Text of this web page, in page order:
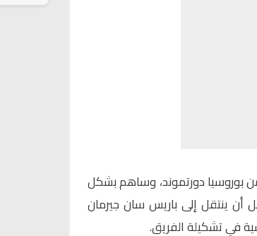
بإنتر صيف 2021 قادمًا من بوروسيا دورتموند، وساهم بشكل
أن ينتقل إلى باريس سان جيرمان